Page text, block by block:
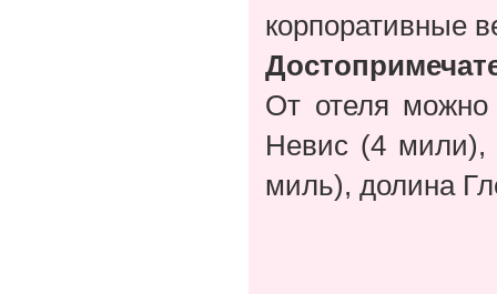
корпоративные
От отеля можно
Невис (4 мили),
миль), долина